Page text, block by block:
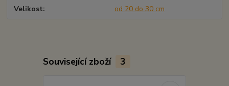
Velikost od 20 do 30 cm
Související zboží 3